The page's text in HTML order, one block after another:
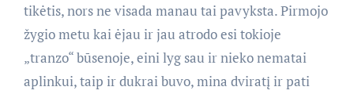
tikėtis, nors ne visada manau tai pavyksta. Pirmojo
žygio metu kai ėjau ir jau atrodo esi tokioje
„tranzo“ būsenoje, eini lyg sau ir nieko nematai
aplinkui, taip ir dukrai buvo, mina dviratį ir pati